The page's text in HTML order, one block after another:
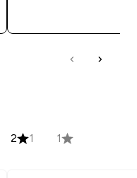
2 1 1